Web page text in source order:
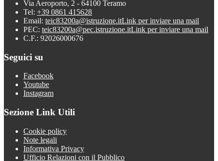
Via Aeroporto, 2 - 64100 Teramo
Tel: +39 0861 415628
Email: teic83200a@istruzione.itLink per inviare una mail
PEC: teic83200a@pec.istruzione.itLink per inviare una mail
C.F.: 92026000676
Seguici su
Facebook
Youtube
Instagram
Sezione Link Utili
Cookie policy
Note legali
Informativa Privacy
Ufficio Relazioni con il Pubblico